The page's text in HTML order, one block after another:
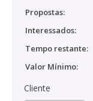
Propostas:
Interessados:
Tempo restante:
Valor Mínimo:
Cliente